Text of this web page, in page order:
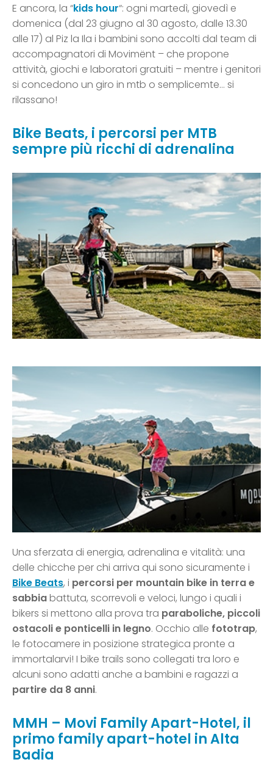
E ancora, la “kids hour“: ogni martedì, giovedì e
domenica (dal 23 giugno al 30 agosto, dalle 13.30
alle 17) al Piz la Ila i bambini sono accolti dal team di
accompagnatori di Movimënt – che propone
attività, giochi e laboratori gratuiti – mentre i genitori
si concedono un giro in mtb o semplicemte… si
rilassano!
Bike Beats, i percorsi per MTB
sempre più ricchi di adrenalina
Una sferzata di energia, adrenalina e vitalità: una
delle chicche per chi arriva qui sono sicuramente i
Bike Beats, i percorsi per mountain bike in terra e
sabbiabattuta, scorrevoli e veloci, lungo i quali i
bikers si mettono alla prova tra paraboliche, piccoli
ostacoli e ponticelli in legno. Occhio alle fototrap,
le fotocamere in posizione strategica pronte a
immortalarvi! I bike trails sono collegati tra loro e
alcuni sono adatti anche a bambini e ragazzi a
partire da 8 anni.
MMH – Movi Family Apart-Hotel, il
primo family apart-hotel in Alta
Badia